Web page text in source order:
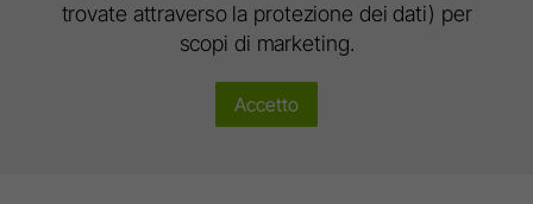
trovate attraverso la protezione dei dati) per
scopi di marketing.
Accetto